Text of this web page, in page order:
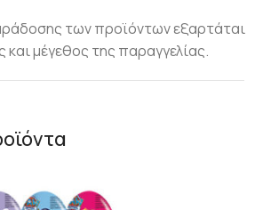
των προϊόντων εξαρτάται
και μέγεθος της παραγγελίας.